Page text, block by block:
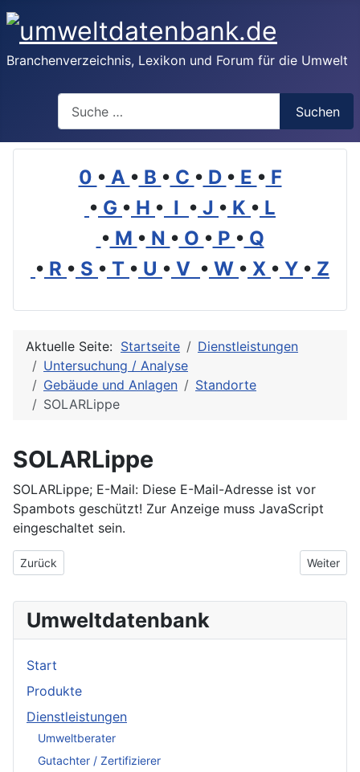
Branchenverzeichnis, Lexikon und Forum für die Umwelt
Suchen
0 • A • B • C • D • E • F
• G • H • I • J • K • L
• M • N • O • P • Q
• R • S • T • U • V • W • X • Y • Z
Aktuelle Seite: Startseite
Dienstleistungen
Untersuchung / Analyse
Gebäude und Anlagen
Standorte
SOLARLippe
SOLARLippe
SOLARLippe; E-Mail: Diese E-Mail-Adresse ist vor
Spambots geschützt! Zur Anzeige muss JavaScript
eingeschaltet sein.
Vorheriger Beitrag: SolarKonzept GmbH
Zurück Nächster
Weiter
Umweltdatenbank
Start
Produkte
Dienstleistungen
Umweltberater
Gutachter / Zertifizierer